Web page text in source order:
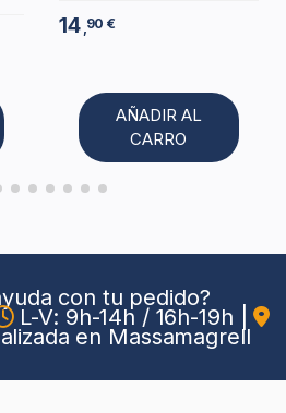
14 ,90 €
AÑADIR AL
CARRO
con tu pedido?
L-V: 9h-14h / 16h-19h
en Massamagrell